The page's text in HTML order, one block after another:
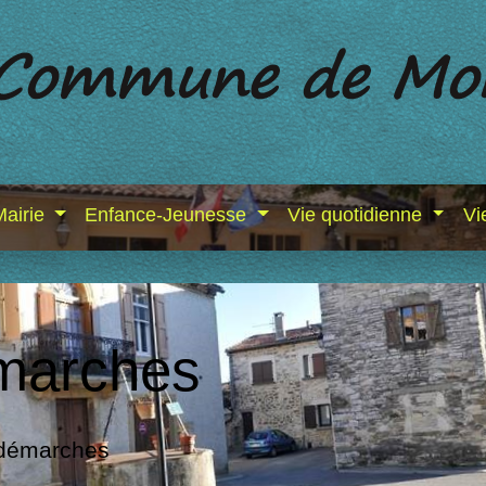
Enfance-Jeunesse Vie quotidienne